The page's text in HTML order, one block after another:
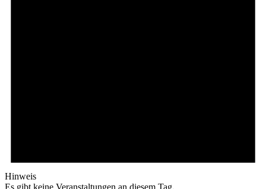
Hinweis
Es gibt keine Veranstaltungen an diesem Tag.